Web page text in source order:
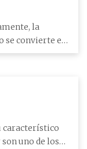
la
se convierte en
característico
uno de los